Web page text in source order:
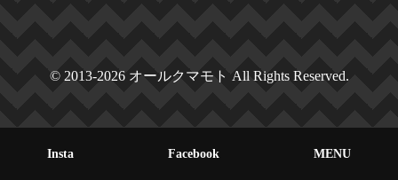
© 2013-2026 オールクマモト All Rights Reserved.
Insta Facebook MENU